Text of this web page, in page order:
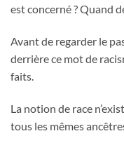
est concerné ? Quand
Avant de regarder le
derrière ce mot de
faits.
La notion de race
tous les mêmes